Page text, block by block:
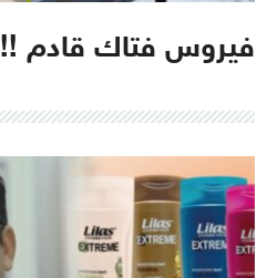
فيروس فتاك قادم !!